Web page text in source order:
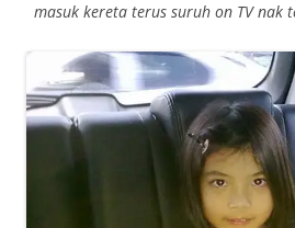
masuk kereta terus suruh on TV nak